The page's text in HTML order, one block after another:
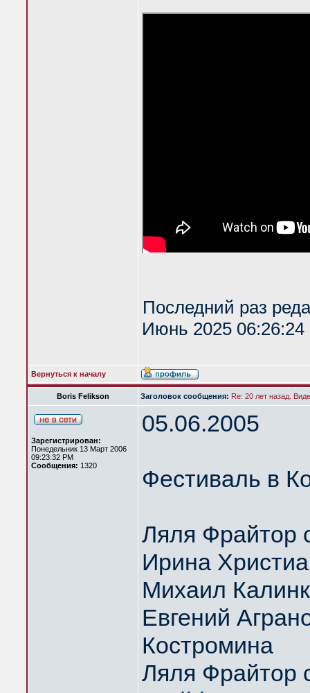
Последний раз
Июнь 2025 06:26:24
Вернуться к началу
Boris Felikson Заголовок сообщения: Re: 20 лет назад.
Зарегистрирован:
Понедельник 13 Март 2006
09:23:32 PM
Сообщения: 1320
05.06.2005
Фестиваль в
Ляля Фрайтор
Ирина
Михаил
Евгений
Костромина
Ляля Фрайтор